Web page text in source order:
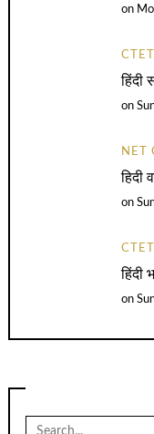
on
CTET
हिंदी
on
NET
हिदी
on
CTET
हिंदी
on
Search